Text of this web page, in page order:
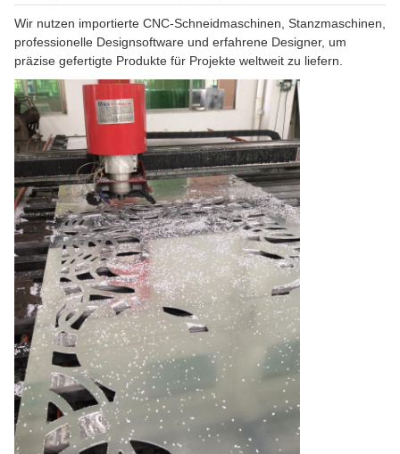
Wir nutzen importierte CNC-Schneidmaschinen, Stanzmaschinen,
professionelle Designsoftware und erfahrene Designer, um
präzise gefertigte Produkte für Projekte weltweit zu liefern.